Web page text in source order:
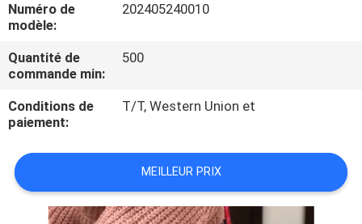
CONTRÔLE
DE
QUALITÉ
PLAN
DU
SITE
Numéro de
modèle:
202405240010
Quantité de
commande min:
500
Conditions de
paiement:
T/T, Western Union et
MEILLEUR PRIX